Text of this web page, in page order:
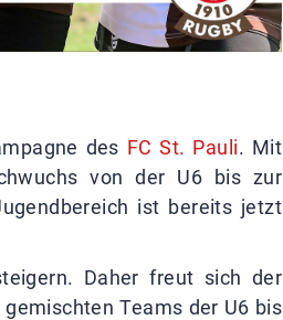
des FC St. Pauli. Mit
von der U6 bis zur
ist bereits jetzt
Daher freut sich der
Teams der U6 bis